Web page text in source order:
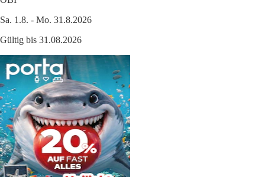
Sa. 1.8. - Mo. 31.8.2026
Gültig bis 31.08.2026